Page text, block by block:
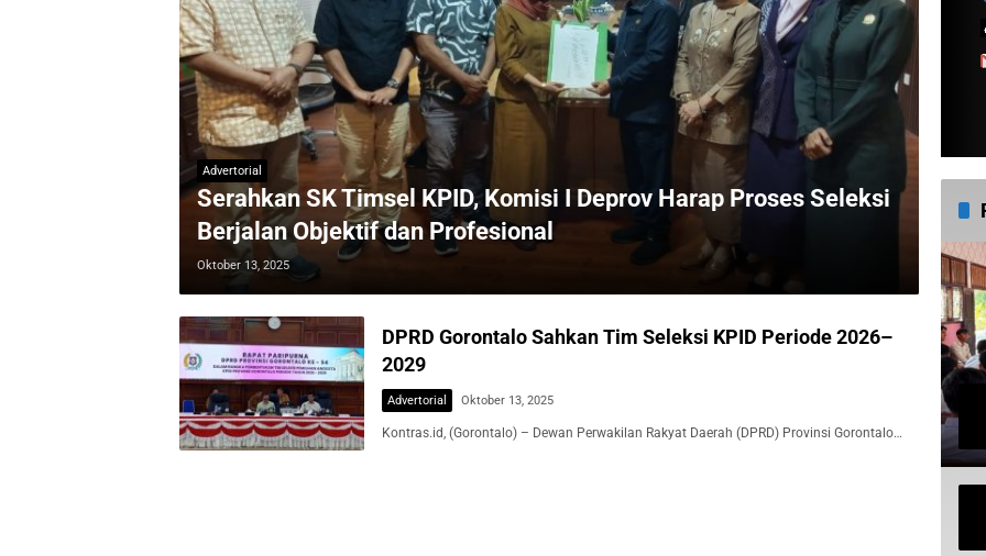
Advertorial
Serahkan SK Timsel KPID, Komisi I Deprov Harap Proses Seleksi
Berjalan Objektif dan Profesional
Oktober 13, 2025
DPRD Gorontalo Sahkan Tim Seleksi KPID Periode 2026–
2029
Advertorial Oktober 13, 2025
Kontras.id, (Gorontalo) – Dewan Perwakilan Rakyat Daerah (DPRD) Provinsi Gorontalo…